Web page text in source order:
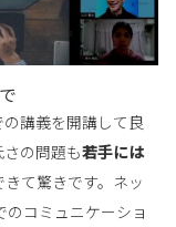
の講義を開講して良
の問題も若手には
きて驚きです。ネッ
のコミュニケーショ